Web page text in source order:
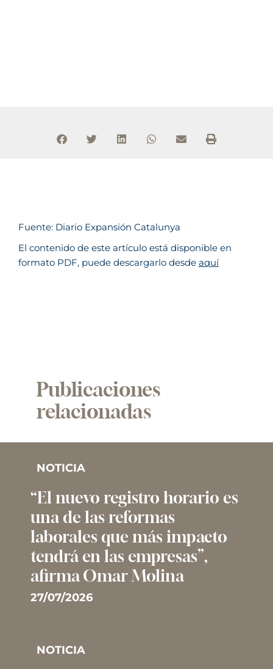
Fuente: Diario Expansión Catalunya
El contenido de este artículo está disponible en
formato PDF, puede descargarlo desde aquí
Publicaciones
relacionadas
NOTICIA
“El nuevo registro horario es
una de las reformas
laborales que más impacto
tendrá en las empresas”,
afirma Omar Molina
27/07/2026
NOTICIA